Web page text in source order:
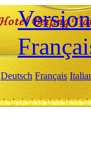
Deutsch Français